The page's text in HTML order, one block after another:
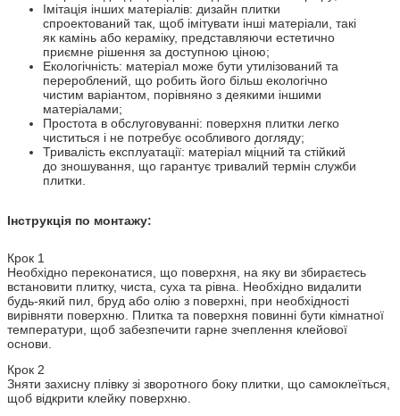
Імітація інших матеріалів: дизайн плитки
спроектований так, щоб імітувати інші матеріали, такі
як камінь або кераміку, представляючи естетично
приємне рішення за доступною ціною;
Екологічність: матеріал може бути утилізований та
перероблений, що робить його більш екологічно
чистим варіантом, порівняно з деякими іншими
матеріалами;
Простота в обслуговуванні: поверхня плитки легко
чиститься і не потребує особливого догляду;
Тривалість експлуатації: матеріал міцний та стійкий
до зношування, що гарантує тривалий термін служби
плитки.
Інструкція по монтажу:
Крок 1
Необхідно переконатися, що поверхня, на яку ви збираєтесь
встановити плитку, чиста, суха та рівна. Необхідно видалити
будь-який пил, бруд або олію з поверхні, при необхідності
вирівняти поверхню. Плитка та поверхня повинні бути кімнатної
температури, щоб забезпечити гарне зчеплення клейової
основи.
Крок 2
Зняти захисну плівку зі зворотного боку плитки, що самоклеїться,
щоб відкрити клейку поверхню.